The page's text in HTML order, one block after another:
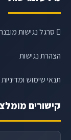
סרגל נגישות
הצהרת נגישות
תנאי שימוש
קישורים